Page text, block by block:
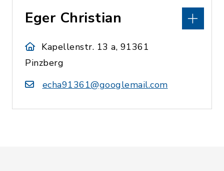
Eger Christian
Kapellenstr. 13 a, 91361
Pinzberg
echa91361@googlemail.com